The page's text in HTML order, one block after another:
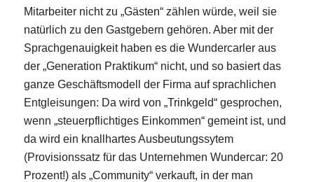
Mitarbeiter nicht zu „Gästen“ zählen würde, weil sie
natürlich zu den Gastgebern gehören. Aber mit der
Sprachgenauigkeit haben es die Wundercarler aus
der „Generation Praktikum“ nicht, und so basiert das
ganze Geschäftsmodell der Firma auf sprachlichen
Entgleisungen: Da wird von „Trinkgeld“ gesprochen,
wenn „steuerpflichtiges Einkommen“ gemeint ist, und
da wird ein knallhartes Ausbeutungssytem
(Provisionssatz für das Unternehmen Wundercar: 20
Prozent!) als „Community“ verkauft, in der man